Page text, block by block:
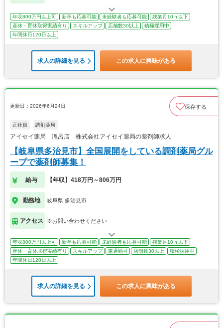
年収800万円以上可 新卒も応募可能 未経験者も応募可能
残業月10ｈ以下
産休・育休取得実績有り
スキルアップ 店舗数30以上
積極採用中
年間休日120日以上
求人の詳細を見る この求人に興味がある
更新日：2026年6月24日 保存する
正社員 調剤薬局
アイセイ薬局 滝呂店 株式会社アイセイ薬局の薬剤師求人
【岐阜県多治見市】全国展開をしている調剤薬局グル
ープで薬剤師募集！
給与 【年収】418万円～806万円
勤務地 岐阜県 多治見市
アクセス ※お問い合わせください
年収800万円以上可 新卒も応募可能 未経験者も応募可能
残業月10ｈ以下
産休・育休取得実績有り
スキルアップ 車通勤可 店舗数30以上
積極採用中
年間休日120日以上
求人の詳細を見る この求人に興味がある